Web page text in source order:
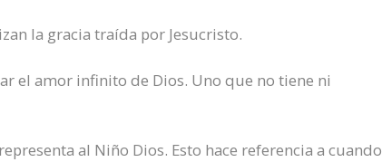
la gracia traída por Jesucristo.
el amor infinito de Dios. Uno que no tiene ni
al Niño Dios. Esto hace referencia a cuando